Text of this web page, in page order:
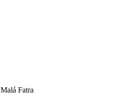
Malá Fatra